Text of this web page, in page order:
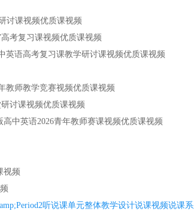
讨课视频优质课视频
高考复习课视频优质课视频
英语高考复习课教学研讨课视频优质课视频
教师教学竞赛视频优质课视频
讨课视频优质课视频
高中英语2026青年教师赛课视频优质课视频
视频
听说课单元整体教学设计说课视频说课